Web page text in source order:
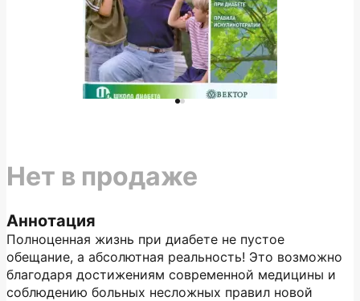
Аннотация
Полноценная жизнь при диабете не пустое
обещание, а абсолютная реальность! Это возможно
благодаря достижениям современной медицины и
соблюдению больных несложных правил новой
Нет в продаже